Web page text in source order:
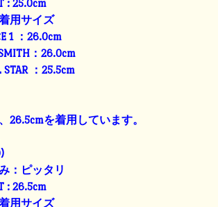
: 25.0cm
用サイズ
1 ：26.0cm
：26.0cm
STAR ：25.5cm
26.5cmを着用しています。
：ピッタリ
: 26.5cm
用サイズ